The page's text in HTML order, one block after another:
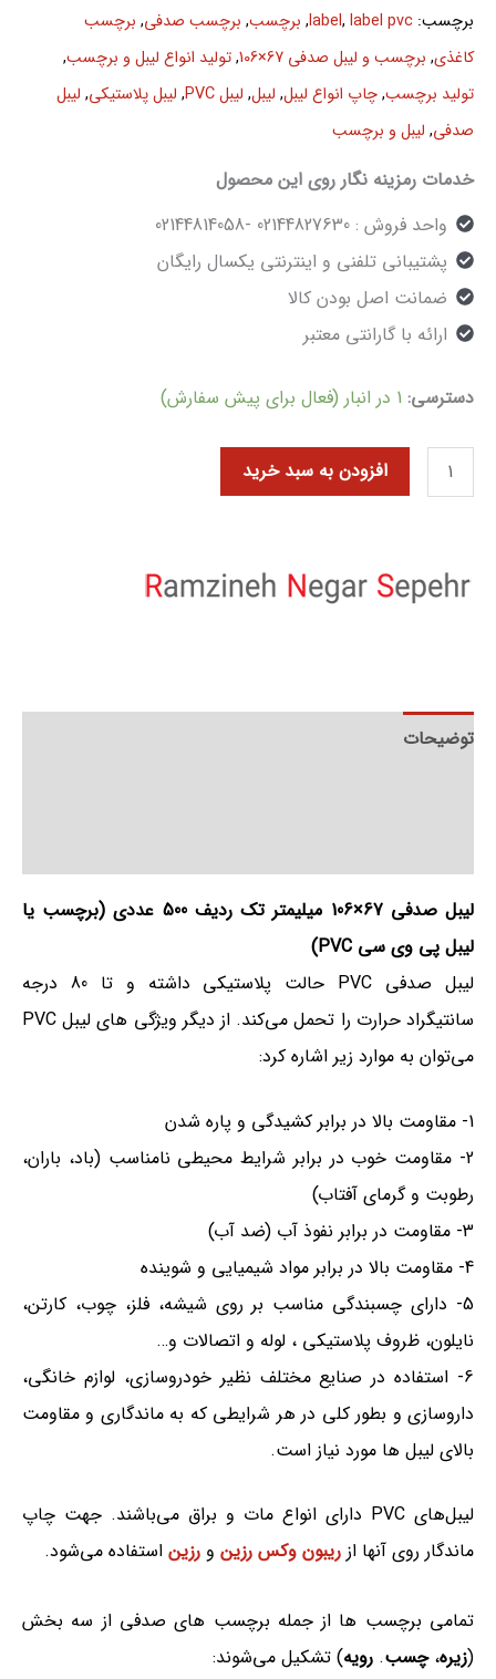
برچسب:
label, label pvc
, برچسب, برچسب صدفی, برچسب
کاغذی, برچسب و لیبل صدفی 67×106 ,تولید انواع لیبل و برچسب,
تولید برچسب,چاپ انواع لیبل, لیبل, لیبل PVC , لیبل پلاستیکی, لیبل
صدفی, لیبل و برچسب
خدمات رمزینه نگار روی این محصول
واحد فروش : 02144827630 -02144814058
پشتیبانی تلفنی و اینترنتی یکسال رایگان
ضمانت اصل بودن کالا
ارائه با گارانتی معتبر
دسترسی: 1 در انبار (فعال برای پیش سفارش)
افزودن به سبد خرید
توضیحات
لیبل صدفی 67×106 میلیمتر تک ردیف 500 عددی (برچسب یا
لیبل پی وی سی PVC)
لیبل صدفی PVC حالت پلاستیکی داشته و تا 80 درجه
سانتیگراد حرارت را تحمل می‌کند. از دیگر ویژگی های لیبل PVC
می‌توان به موارد زیر اشاره کرد:
1- مقاومت بالا در برابر کشیدگی و پاره شدن
2- مقاومت خوب در برابر شرایط محیطی نامناسب (باد، باران،
رطوبت و گرمای آفتاب)
3- مقاومت در برابر نفوذ آب (ضد آب)
4- مقاومت بالا در برابر مواد شیمیایی و شوینده
5- دارای چسبندگی مناسب بر روی شیشه، فلز، چوب، کارتن،
نایلون، ظروف پلاستیکی ، لوله و اتصالات و…
6- استفاده در صنایع مختلف نظیر خودروسازی، لوازم خانگی،
داروسازی و بطور کلی در هر شرایطی که به ماندگاری و مقاومت
بالای لیبل ها مورد نیاز است.
لیبل‌های PVC دارای انواع مات و براق می‌باشند. جهت چاپ
ماندگار روی آنها از ریبون وکس رزین و رزین استفاده می‌شود.
تمامی برچسب ها از جمله برچسب های صدفی از سه بخش
(زیره،چسب. رویه) تشکیل می‌شوند: